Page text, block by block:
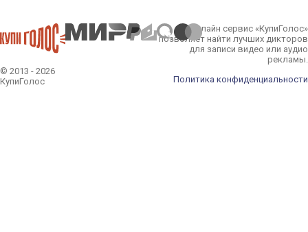
© 2013 - 2026
КупиГолос
Онлайн сервис «КупиГолос»
позволяет найти лучших дикторов
для записи видео или аудио
рекламы.
Политика конфиденциальности